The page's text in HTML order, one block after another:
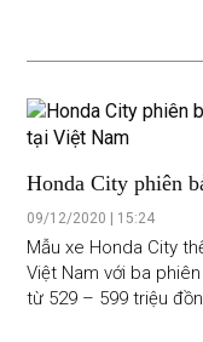
Honda City phiên
mắt tại Việt Nam
09/12/2020 | 15:24
Mẫu xe Honda City
Việt Nam với ba
từ 529 – 599 triệu